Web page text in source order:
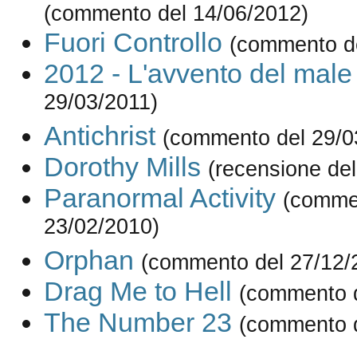
(commento del 14/06/2012)
Fuori Controllo (commento
2012 - L'avvento del male
29/03/2011)
Antichrist (commento del 29/
Dorothy Mills (recensione
Paranormal Activity
23/02/2010)
Orphan (commento del 27/12/
Drag Me to Hell (commento
The Number 23 (commento